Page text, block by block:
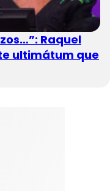
Raquel
ultimátum que